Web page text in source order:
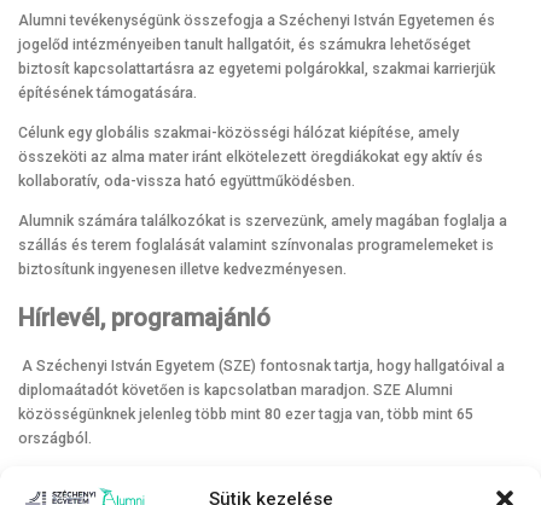
Sütik kezelése
Alumni tevékenységünk összefogja a Széchenyi István Egyetemen és
jogelőd intézményeiben tanult hallgatóit, és számukra lehetőséget
biztosít kapcsolattartásra az egyetemi polgárokkal, szakmai karrierjük
építésének támogatására.
Célunk egy globális szakmai-közösségi hálózat kiépítése, amely
összeköti az alma mater iránt elkötelezett öregdiákokat egy aktív és
kollaboratív, oda-vissza ható együttműködésben.
Alumnik számára találkozókat is szervezünk, amely magában foglalja a
szállás és terem foglalását valamint színvonalas programelemeket is
biztosítunk ingyenesen illetve kedvezményesen.
Hírlevél, programajánló
A Széchenyi István Egyetem (SZE) fontosnak tartja, hogy hallgatóival a
diplomaátadót követően is kapcsolatban maradjon. SZE Alumni
közösségünknek jelenleg több mint 80 ezer tagja van, több mint 65
országból.